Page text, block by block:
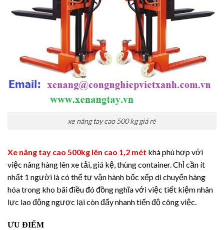
xe nâng tay cao 500 kg giá rẻ
Xe nâng tay cao 500kg lên cao 1,2 mét khá phù hợp với
việc nâng hàng lên xe tải, giá kệ, thùng container. Chỉ cần ít
nhất 1 người là có thể tự vận hành bốc xếp di chuyển hàng
hóa trong kho bãi điều đó đồng nghĩa với việc tiết kiệm nhân
lực lao động ngược lại còn đẩy nhanh tiến độ công việc.
ƯU ĐIỂM